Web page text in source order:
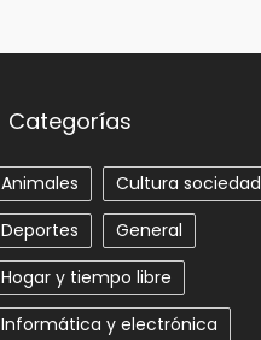
Categorías
Animales
Cultura sociedad
Deportes
General
Hogar y tiempo libre
Informática y electrónica